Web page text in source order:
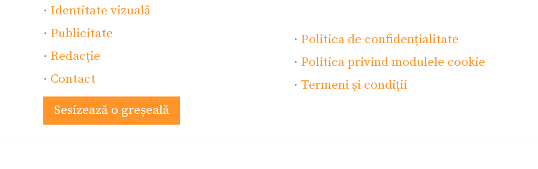
· Identitate vizuală
· Publicitate
· Redacție
· Contact
Sesizează o greșeală
· Politica de confidențialitate
· Politica privind modulele cookie
· Termeni și condiții